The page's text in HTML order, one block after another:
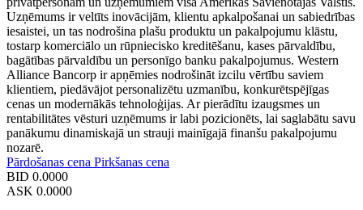
Uzņēmums ir veltīts inovācijām, klientu apkalpošanai un sabiedrības
iesaistei, un tas nodrošina plašu produktu un pakalpojumu klāstu,
tostarp komerciālo un rūpniecisko kreditēšanu, kases pārvaldību,
bagātības pārvaldību un personīgo banku pakalpojumus. Western
Alliance Bancorp ir apņēmies nodrošināt izcilu vērtību saviem
klientiem, piedāvājot personalizētu uzmanību, konkurētspējīgas
cenas un modernākās tehnoloģijas. Ar pierādītu izaugsmes un
rentabilitātes vēsturi uzņēmums ir labi pozicionēts, lai saglabātu savu
panākumu dinamiskajā un strauji mainīgajā finanšu pakalpojumu
nozarē.
Pārdošanas cena Pirkšanas cena
BID 0.0000
ASK 0.0000